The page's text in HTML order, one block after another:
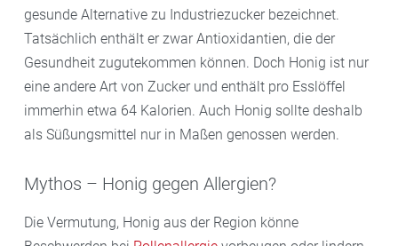
gesunde Alternative zu Industriezucker bezeichnet.
Tatsächlich enthält er zwar Antioxidantien, die der
Gesundheit zugutekommen können. Doch Honig ist nur
eine andere Art von Zucker und enthält pro Esslöffel
immerhin etwa 64 Kalorien. Auch Honig sollte deshalb
als Süßungsmittel nur in Maßen genossen werden.
Mythos – Honig gegen Allergien?
Die Vermutung, Honig aus der Region könne